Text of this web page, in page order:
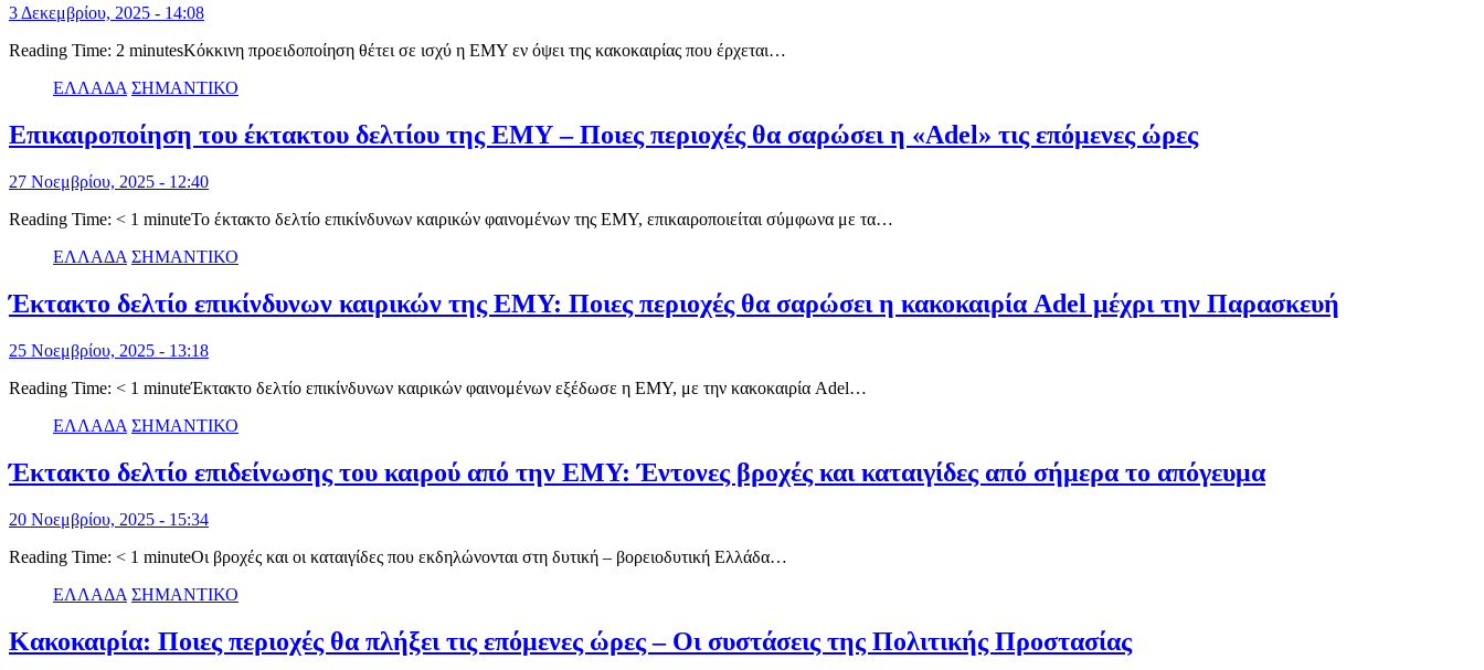
3 Δεκεμβρίου, 2025 - 14:08
Reading Time: 2 minutesΚόκκινη προειδοποίηση θέτει σε ισχύ η ΕΜΥ εν όψει της κακοκαιρίας που έρχεται…
ΕΛΛΑΔΑ ΣΗΜΑΝΤΙΚΟ
Επικαιροποίηση του έκτακτου δελτίου της ΕΜΥ – Ποιες περιοχές θα σαρώσει η «Adel» τις επόμενες ώρες
27 Νοεμβρίου, 2025 - 12:40
Reading Time: < 1 minuteΤο έκτακτο δελτίο επικίνδυνων καιρικών φαινομένων της ΕΜΥ, επικαιροποιείται σύμφωνα με τα…
ΕΛΛΑΔΑ ΣΗΜΑΝΤΙΚΟ
Έκτακτο δελτίο επικίνδυνων καιρικών της ΕΜΥ: Ποιες περιοχές θα σαρώσει η κακοκαιρία Adel μέχρι την Παρασκευή
25 Νοεμβρίου, 2025 - 13:18
Reading Time: < 1 minuteΈκτακτο δελτίο επικίνδυνων καιρικών φαινομένων εξέδωσε η ΕΜΥ, με την κακοκαιρία Adel…
ΕΛΛΑΔΑ ΣΗΜΑΝΤΙΚΟ
Έκτακτο δελτίο επιδείνωσης του καιρού από την ΕΜΥ: Έντονες βροχές και καταιγίδες από σήμερα το απόγευμα
20 Νοεμβρίου, 2025 - 15:34
Reading Time: < 1 minuteΟι βροχές και οι καταιγίδες που εκδηλώνονται στη δυτική – βορειοδυτική Ελλάδα…
ΕΛΛΑΔΑ ΣΗΜΑΝΤΙΚΟ
Κακοκαιρία: Ποιες περιοχές θα πλήξει τις επόμενες ώρες – Οι συστάσεις της Πολιτικής Προστασίας